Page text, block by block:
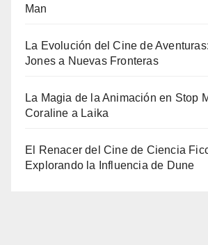
Man
La Evolución del Cine de
Jones a Nuevas Fronteras
La Magia de la Animación en Stop
Coraline a Laika
El Renacer del Cine de Ciencia
Explorando la Influencia de Dune